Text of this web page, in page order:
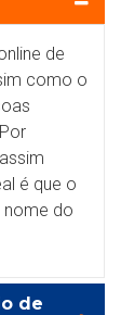
de
como o
é que o
do
de